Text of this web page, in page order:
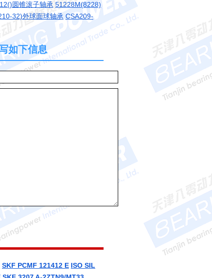
圆锥滚子轴承 51228M(8228)
32)外球面球轴承 CSA209-
如下信息
SKF PCMF 121412 E ISO SIL